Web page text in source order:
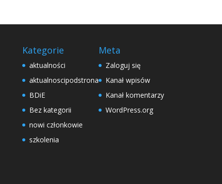
Kategorie
aktualności
aktualnoscipodstrona
BDiE
Bez kategorii
nowi członkowie
szkolenia
Meta
Zaloguj się
Kanał wpisów
Kanał komentarzy
WordPress.org